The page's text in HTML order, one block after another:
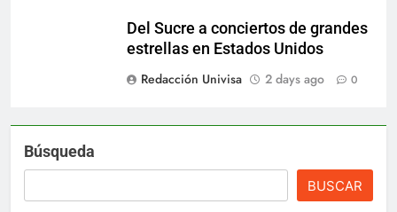
Del Sucre a conciertos de grandes
estrellas en Estados Unidos
Redacción Univisa
2 days ago 0
Búsqueda
BUSCAR